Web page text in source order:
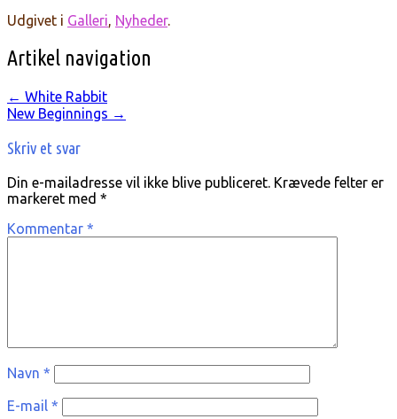
Udgivet i Galleri, Nyheder.
Artikel navigation
← White Rabbit
New Beginnings →
Skriv et svar
Din e-mailadresse vil ikke blive publiceret. Krævede felter er
markeret med *
Kommentar *
Navn *
E-mail *